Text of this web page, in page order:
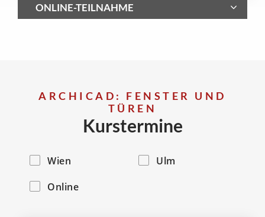
ONLINE-TEILNAHME
ARCHICAD: FENSTER UND
TÜREN
Kurstermine
Wien
Ulm
Online